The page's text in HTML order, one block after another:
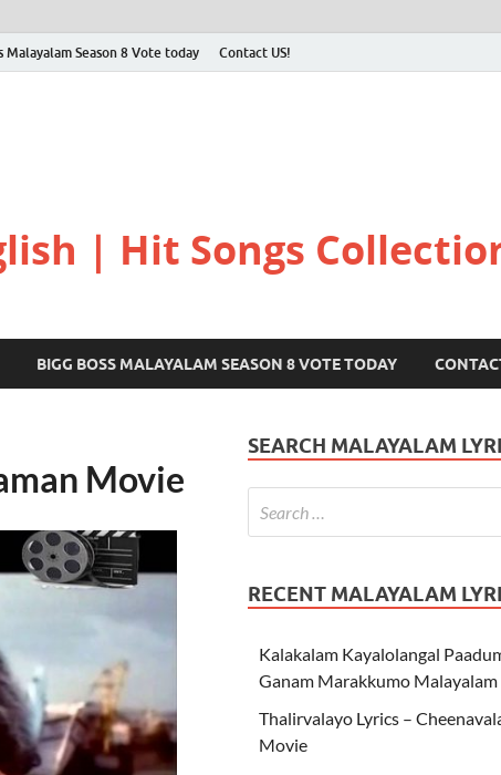
Malayalam Season 8 Vote today Contact US!
| Hit Songs
BIGG BOSS MALAYALAM SEASON 8 VOTE TODAY
Movie
SEARCH MALAYALAM
RECENT MALAYALAM
Kalakalam Kayalolangal
Ganam Marakkumo
Thalirvalayo Lyrics –
Movie